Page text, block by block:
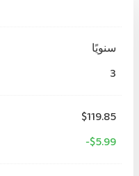
سنويًا
3
$119.85
-$5.99